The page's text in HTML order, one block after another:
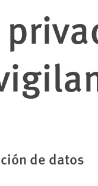
de datos